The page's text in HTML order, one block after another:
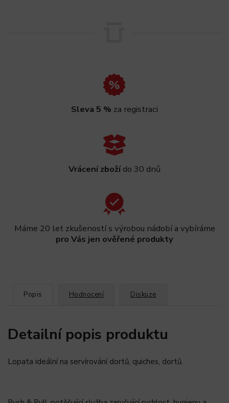
Sleva 5 % za registraci
Vrácení zbožído 30 dnů
Máme 20 let zkušeností s výrobou nádobí a vybíráme
pro Vás jen ověřené produkty
Popis Hodnocení Diskuze
Detailní popis produktu
Lopata ideální na servírování dortů, quiches, dortů.